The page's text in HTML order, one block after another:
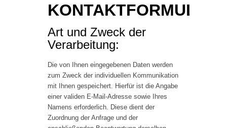
KONTAKTFORMULAR
Art und Zweck der
Verarbeitung:
Die von Ihnen eingegebenen Daten werden
zum Zweck der individuellen Kommunikation
mit Ihnen gespeichert. Hierfür ist die Angabe
einer validen E-Mail-Adresse sowie Ihres
Namens erforderlich. Diese dient der
Zuordnung der Anfrage und der